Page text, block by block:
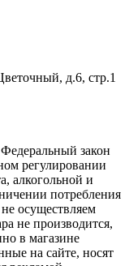
д.6, стр.1
закон
регулировании
алкогольной и
потребления
осуществляем
не производится,
в магазине
на сайте, носят